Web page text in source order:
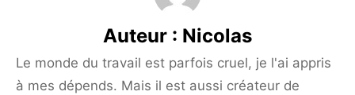
Auteur : Nicolas
Le monde du travail est parfois cruel, je l'ai appris
à mes dépends. Mais il est aussi créateur de